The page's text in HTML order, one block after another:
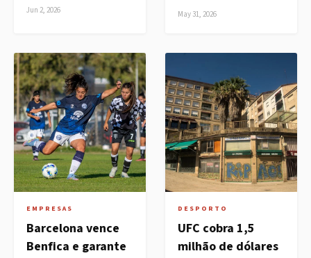
Jun 2, 2026 May 31, 2026
EMPRESAS
Barcelona vence
Benfica e garante
DESPORTO
UFC cobra 1,5
milhão de dólares